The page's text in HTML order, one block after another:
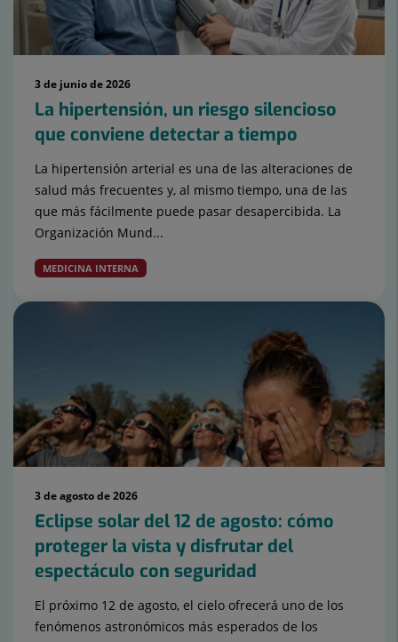
3 de junio de 2026
La hipertensión, un riesgo silencioso
que conviene detectar a tiempo
La hipertensión arterial es una de las alteraciones de
salud más frecuentes y, al mismo tiempo, una de las
que más fácilmente puede pasar desapercibida. La
Organización Mund...
MEDICINA INTERNA
3 de agosto de 2026
Eclipse solar del 12 de agosto: cómo
proteger la vista y disfrutar del
espectáculo con seguridad
El próximo 12 de agosto, el cielo ofrecerá uno de los
fenómenos astronómicos más esperados de los